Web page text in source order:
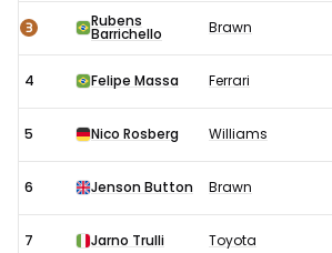
2009:
Race
3 Rubens
Barrichello Brawn
4 Felipe Massa Ferrari
5 Nico Rosberg Williams
6 Jenson Button Brawn
7 Jarno Trulli Toyota